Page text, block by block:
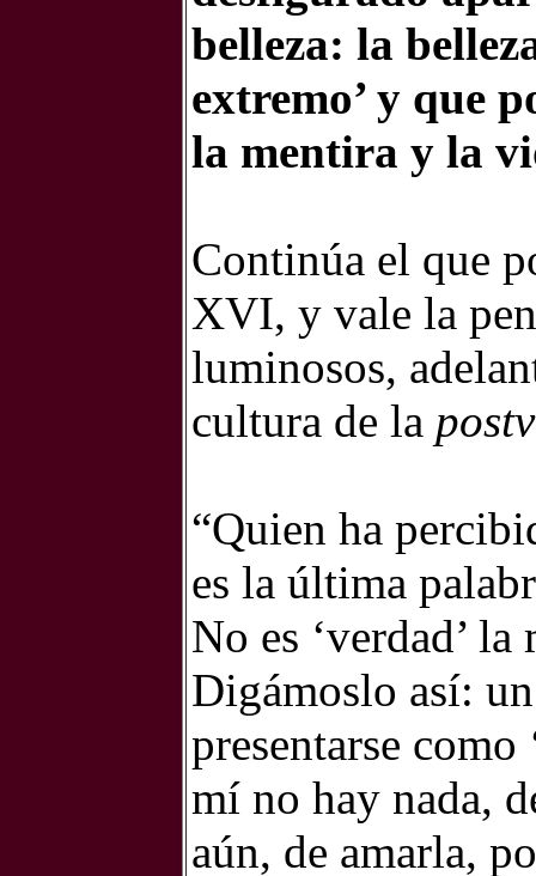
belleza: la
extremo’ y que
la mentira y la
Continúa el que
XVI, y vale la
luminosos,
cultura de la
“Quien ha
es la última
No es ‘verdad’
Digámoslo así:
presentarse como
mí no hay nada,
aún, de amarla,